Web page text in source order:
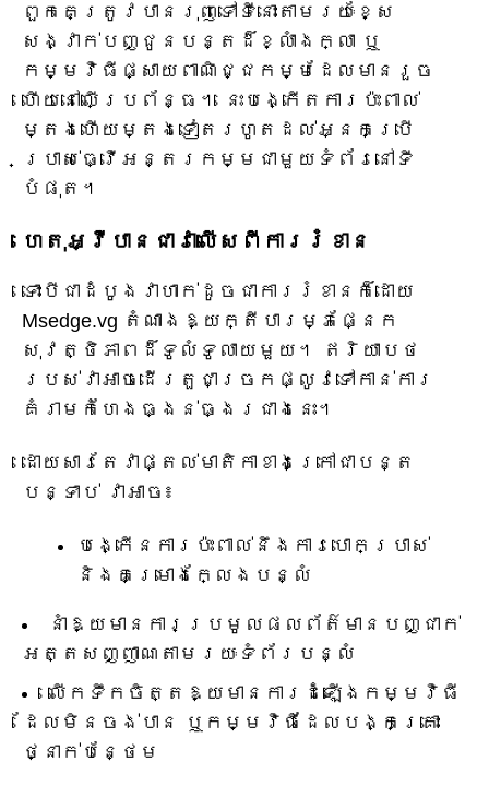
ពួកគេត្រូវបានរុញទៅទីនោះតាមរយៈខ្សែ
សង្វាក់បញ្ជូនបន្តដ៏ខ្លាំងក្លា ឬ
កម្មវិធីផ្សាយពាណិជ្ជកម្មដែលមានរួច
ហើយនៅលើប្រព័ន្ធ។ នេះបង្កើតការប៉ះពាល់
ម្តងហើយម្តងទៀតរហូតដល់អ្នកប្រើ
ប្រាស់ធ្វើអន្តរកម្មជាមួយទំព័រនៅទី
បំផុត។
ហេតុអ្វីបានជាវាលើសពីការរំខាន
ទោះបីជាដំបូងវាហាក់ដូចជាការរំខានក៏ដោយ
Msedge.vg តំណាងឱ្យក្តីបារម្ភផ្នែក
សុវត្ថិភាពដ៏ទូលំទូលាយមួយ។ ឥរិយាបថ
របស់វាអាចដើរតួជាច្រកផ្លូវទៅកាន់ការ
គំរាមកំហែងធ្ងន់ធ្ងរជាងនេះ។
ដោយសារតែវាផ្តល់មាតិកាខាងក្រៅជាបន្ត
បន្ទាប់ វាអាច៖
បង្កើនការប៉ះពាល់នឹងការបោកប្រាស់
និងគម្រោងក្លែងបន្លំ
នាំឱ្យមានការប្រមូលផលព័ត៌មានបញ្ជាក់
អត្តសញ្ញាណតាមរយៈទំព័របន្លំ
លើកទឹកចិត្តឱ្យមានការដំឡើងកម្មវិធី
ដែលមិនចង់បាន ឬកម្មវិធីដែលបង្កគ្រោះ
ថ្នាក់បន្ថែម